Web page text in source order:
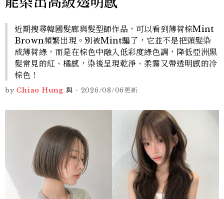
近期搜尋韓國髮廊與髮型師作品，可以看到薄荷棕Mint
Brown頻繁出現。別被Mint騙了，它並不是把頭髮染
成薄荷綠，而是在棕色中融入低彩度綠色調，降低亞洲黑
髮常見的紅、橘感，染後呈現乾淨、柔霧又帶透明感的冷
棕色！
by Chiao Hung 與 - 2026/08/06更新